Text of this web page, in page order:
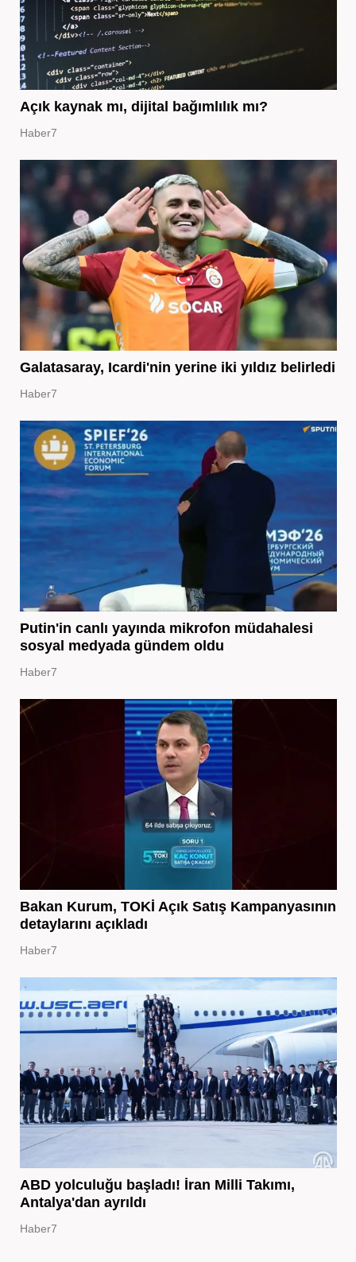
Açık kaynak mı, dijital bağımlılık mı?
Haber7
Galatasaray, Icardi'nin yerine iki yıldız belirledi
Haber7
Putin'in canlı yayında mikrofon müdahalesi
sosyal medyada gündem oldu
Haber7
Bakan Kurum, TOKİ Açık Satış Kampanyasının
detaylarını açıkladı
Haber7
ABD yolculuğu başladı! İran Milli Takımı,
Antalya'dan ayrıldı
Haber7